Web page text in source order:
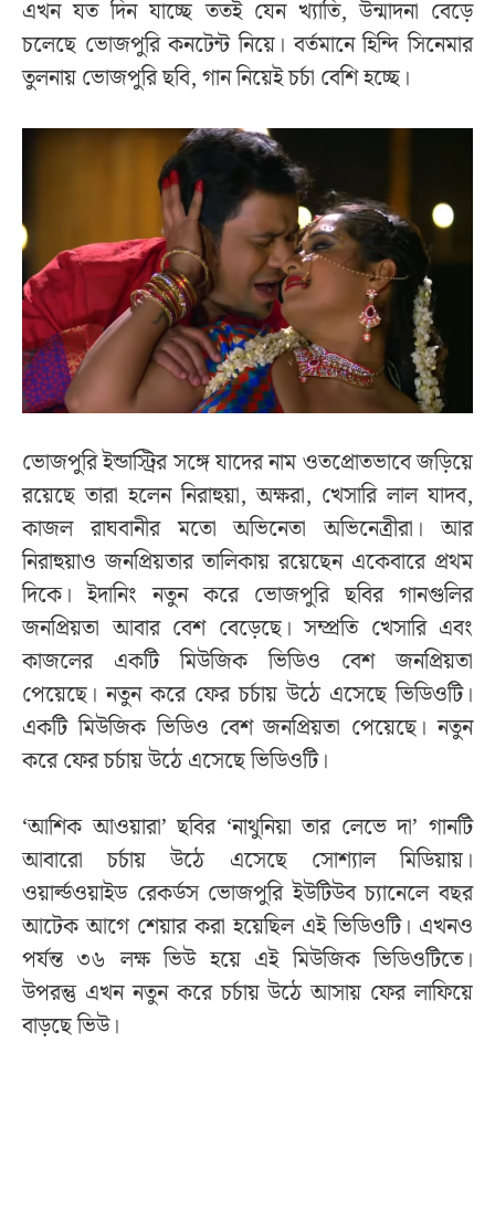
এখন যত দিন যাচ্ছে ততই যেন খ্যাতি, উন্মাদনা বেড়ে
চলেছে ভোজপুরি কনটেন্ট নিয়ে। বর্তমানে হিন্দি সিনেমার
তুলনায় ভোজপুরি ছবি, গান নিয়েই চর্চা বেশি হচ্ছে।
ভোজপুরি ইন্ডাস্ট্রির সঙ্গে যাদের নাম ওতপ্রোতভাবে জড়িয়ে
রয়েছে তারা হলেন নিরাহুয়া, অক্ষরা, খেসারি লাল যাদব,
কাজল রাঘবানীর মতো অভিনেতা অভিনেত্রীরা। আর
নিরাহুয়াও জনপ্রিয়তার তালিকায় রয়েছেন একেবারে প্রথম
দিকে। ইদানিং নতুন করে ভোজপুরি ছবির গানগুলির
জনপ্রিয়তা আবার বেশ বেড়েছে। সম্প্রতি খেসারি এবং
কাজলের একটি মিউজিক ভিডিও বেশ জনপ্রিয়তা
পেয়েছে। নতুন করে ফের চর্চায় উঠে এসেছে ভিডিওটি।
একটি মিউজিক ভিডিও বেশ জনপ্রিয়তা পেয়েছে। নতুন
করে ফের চর্চায় উঠে এসেছে ভিডিওটি।
‘আশিক আওয়ারা’ ছবির ‘নাথুনিয়া তার লেভে দা’ গানটি
আবারো চর্চায় উঠে এসেছে সোশ্যাল মিডিয়ায়।
ওয়ার্ল্ডওয়াইড রেকর্ডস ভোজপুরি ইউটিউব চ্যানেলে বছর
আটেক আগে শেয়ার করা হয়েছিল এই ভিডিওটি। এখনও
পর্যন্ত ৩৬ লক্ষ ভিউ হয়ে এই মিউজিক ভিডিওটিতে।
উপরন্তু এখন নতুন করে চর্চায় উঠে আসায় ফের লাফিয়ে
বাড়ছে ভিউ।